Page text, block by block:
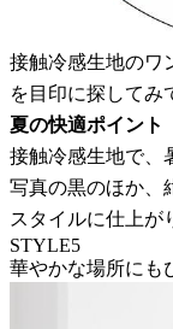
接触冷感生地のワ
を目印に探してみ
夏の快適ポイント
接触冷感生地で、
写真の黒のほか、
スタイルに仕上が
STYLE5
華やかな場所にも